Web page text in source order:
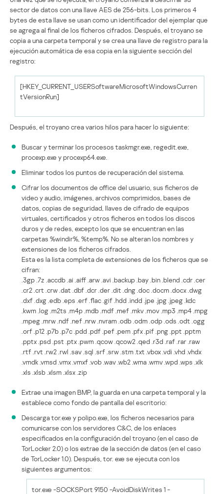
sector de datos con una llave AES de 256-bits. Los primeros 4
bytes de esta llave se usan como un identificador del ejemplar que
se agrega al final de los ficheros cifrados. Después, el troyano se
copia a una carpeta temporal y se crea una llave de registro para la
ejecución automática de esa copia en la siguiente sección del
registro:
[HKEY_CURRENT_USERSoftwareMicrosoftWindowsCurren
tVersionRun]
Después, el troyano crea varios hilos para hacer lo siguiente:
Buscar y terminar los procesos taskmgr.exe, regedit.exe,
procexp.exe y procexp64.exe.
Eliminar todos los puntos de recuperación del sistema.
Cifrar los documentos de office del usuario, sus ficheros de
video y audio, imágenes, archivos comprimidos, bases de
datos, copias de seguridad, llaves de cifrado de equipos
virtuales, certificados y otros ficheros en todos los discos
duros y de redes, excepto los que se encuentran en las
carpetas %windir%, %temp%. No se alteran los nombres y
extensiones de los ficheros cifrados.
Esta es la lista completa de extensiones de los ficheros que se
cifran:
.3gp .7z .accdb .ai .aiff .arw .avi .backup .bay .bin .blend .cdr .cer
.cr2 .crt .crw .dat .dbf .dcr .der .dit .dng .doc .docm .docx .dwg
.dxf .dxg .edb .eps .erf .flac .gif .hdd .indd .jpe .jpg .jpeg .kdc
.kwm .log .m2ts .m4p .mdb .mdf .mef .mkv .mov .mp3 .mp4 .mpg
.mpeg .mrw .ndf .nef .nrw .nvram .odb .odm .odp .ods .odt .ogg
.orf .p12 .p7b .p7c .pdd .pdf .pef .pem .pfx .pif .png .ppt .pptm
.pptx .psd .pst .ptx .pwm .qcow .qcow2 .qed .r3d .raf .rar .raw
.rtf .rvt .rw2 .rwl .sav .sql .srf .srw .stm .txt .vbox .vdi .vhd .vhdx
.vmdk .vmsd .vmx .vmxf .vob .wav .wb2 .wma .wmv .wpd .wps .xlk
.xls .xlsb .xlsm .xlsx .zip
Extrae una imagen BMP, la guarda en una carpeta temporal y la
establece como fondo de pantalla del escritorio:
Descarga tor.exe y polipo.exe, los ficheros necesarios para
comunicarse con los servidores C&C, de los enlaces
especificados en la configuración del troyano (en el caso de
TorLocker 2.0) o los extrae de la sección de datos (en el caso
de TorLocker 1.0). Después, tor. exe se ejecuta con los
siguientes argumentos:
tor.exe -SOCKSPort 9150 -AvoidDiskWrites 1 -